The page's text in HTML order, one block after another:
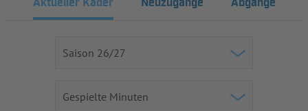
Aktueller Kader Neuzugänge Abgänge